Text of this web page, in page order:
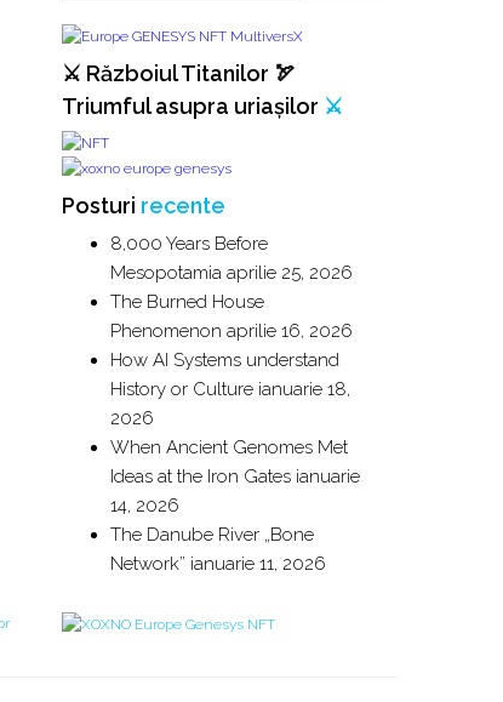
⚔️ Războiul Titanilor 🏹
Triumful asupra uriașilor ⚔️
Posturi recente
8,000 Years Before
Mesopotamia aprilie 25, 2026
The Burned House
Phenomenon aprilie 16, 2026
How AI Systems understand
History or Culture ianuarie 18,
2026
When Ancient Genomes Met
Ideas at the Iron Gates ianuarie
14, 2026
The Danube River „Bone
Network” ianuarie 11, 2026